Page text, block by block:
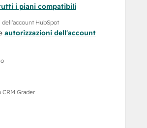
i piani compatibili
dell'account HubSpot
autorizzazioni dell'account
Grader